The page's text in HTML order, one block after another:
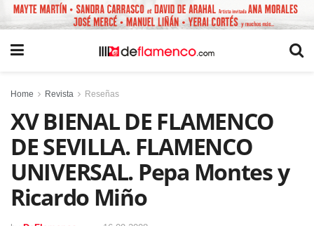
Home Revista Reseñas
XV BIENAL DE FLAMENCO
DE SEVILLA. FLAMENCO
UNIVERSAL. Pepa Montes y
Ricardo Miño